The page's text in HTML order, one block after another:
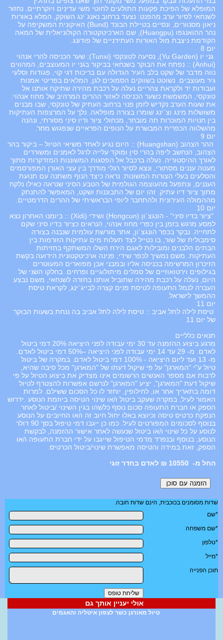
המופלא של הפיכת פקעות התולעים לחוטי משי עדינים ויוקרתיים. נחזור
לשנחאי לסיור ערב מהפנט: נצעד ברחוב נאנג`ינג השוקק, המלא באורות
ניאון מסנוורים, ונסיים בטיילת הבונד (Bund) האיקונית המשקיפה על
נהר ההואנגפו (Huangpu), שם הארכיטקטורה הקולוניאלית של המאה
הקודמת ניצבת מול האורות העתידניים של פודונג.
יום 8
גני יו (Yu Garden), נסיעה לטונקסי (Tunxi): שער הכניסה להרי אנהוי
(Anhui) :: נפתח את הבוקר בשנחאי בביקור בגני יו המעוצבים, המהווים
נווה מדבר של שקט בלב העיר הגדולה עם בריכות דגי קוי, פגודות וסלעי
גיר מעוצבים. נשוטט בשווקים הסמוכים לגן, המלאים בפריטי אמנות
ועבודות יד ולקראת צהריים נעלה על רכבת מהירה שתיקח אותנו אל
טונקסי, המשמשת כשער הכניסה לאזור ההרים המרהיב של מחוז אנהוי.
את שעות הערב נקדיש לזמן פנוי ברחוב העתיק של טונקסי, שבו מבנים
משושלות מינג וצ`ינג שומרו בצורה מופלאה. נלך על המרצפות העתיקות
בין חנויות המוכרות תה מובחר, מכחולי ציור ודיו סיני מסורתי, ונהנה
מהשלווה הכפרית המבשרת על הנופים הפראיים שנפגוש מחר.
יום 9
ההר הצהוב (Huangshan) :: היום נגיע לאחד משיאי הטיול – ביקור בהר
הצהוב, הנחשב ליפה בהרי סין ומוקד עלייה לרגל לאמנים ומשוררים
לאורך ההיסטוריה. נעלה ברכבל אל הפסגות המשוננות המזדקרות מתוך
מעטה עננים מסתורי, ונצא לסיור רגלי מודרך בין עצי האורן המפורסמים
והסלעים בעלי הצורות המשונות. נראה כיצד הנוף משתנה עם תנועת
העננים, ונתפעל מהעוצמה הגולמית של הטבע הסיני שנראה כאילו נלקח
מתוך ציור דיו עתיק. זהו יום של התבוננות ושקט, המאפשר להתנתק
מההמולה העירונית ולהתחבר ליופי הבראשיתי של ההרים הדרמטיים.
יום 10
"ציור בדיו סיני" - הונגצ`ון (Hongcun) ושידי (Xidi) :: ביומנו האחרון נצא
למסע מרגש בזמן בין כפרי מחוז אנהוי, הנראים כציור בדיו סיני שקם
לתחייה. נבקר בכפר הונגצ`ון, אתר מורשת עולמית שנבנה בצורה
סימבולית של שור, בו נטייל לצד תעלות מים עתיקות הזורמות בין
הבתים הלבנים ומובילות לאגם הירח השלו המשתקף בחזיתות
העתיקות. משם נמשיך לכפר שידי, פנינה ארכיטקטונית הידועה בקשת
הזיכרון המרשימה בכניסה אליו ובמבני אבן מפוארים המעוטרים
בגילופים וירטואוזיים של סמלים מיתולוגיים ופרחים. בחלקו השני של
היום, נעלה על רכבת מהירה שתוביל אותנו בחזרה לשנחאי, משם נבצע
העברה לנמל התעופה לטיסת פנים קצרה לבייג`ינג, לקראת טיסת
ההמשך לישראל.
יום 11
טיסת לילה לתל אביב :: טיסת לילה לתל אביב בה ננחת בשעות הבוקר
של יום 11
תנאים כלליים
מרגע ביצוע ההזמנה עד 30 ימי עבודה לפני היציאה 20% דמי ביטול
לאדם. מ- 29 עד 14 ימי עבודה לפני היציאה –50% דמי ביטול לאדם.
מ- 13 ועד ליום היציאה - 100% דמי ביטול לאדם. במקרה של ביטול
טיול ע"י "המארגן" על פי שיקול דעתו של "המארגן" מכל סיבה שהיא,
לרבות אם מספר האנשים הרשומים אינו מצדיק את ביצוע הטיול על פי
שיקול דעת "המארגן", יציע "המארגן" לנרשם אפשרות להצטרף לטיול
דומה בתאריך אחר או, לחילופין, יוחזר לו כל הסכום ששילם. למרות
האמור לעיל, במקרה שעקב ביטול ו/או שינוי הטיסה ביוזמת הנוסע .ידרוש
הספק או חברת התעופה סכום נוסף כלשהו בגין השינוי /ביטול לאחר
הנפקת כרטיס טיסה וכיוצא באלו יחול חיוב זה ו/או החיובים על הנוסע
בנוסף לסכומים המפורטים לעיל. כמו כן ייגבו דמי טיפול בסך 90 דולר
לנוסע על כל שינוי ו/או ביטול שנעשה לאחר אישור ההזמנה, לבקשת
הנוסע, בנוסף ובנפרד מדמי הטיפול שייגבו על ידי חברת התעופה ו/או
הספק, זאת במידה והטיסה מאפשרת שינוי/ביטול הכרטיס.
10550 ₪ לאדם בחדר זוגי
שדות מסומנים בכוכבית, הינם שדות חובה.
*שם
*שם משפחה
*טלפון
*מייל
תוכן הפנייה
אולי יעניין אותך גם
טיול מאורגן כשר לצפון איטליה והאגמים